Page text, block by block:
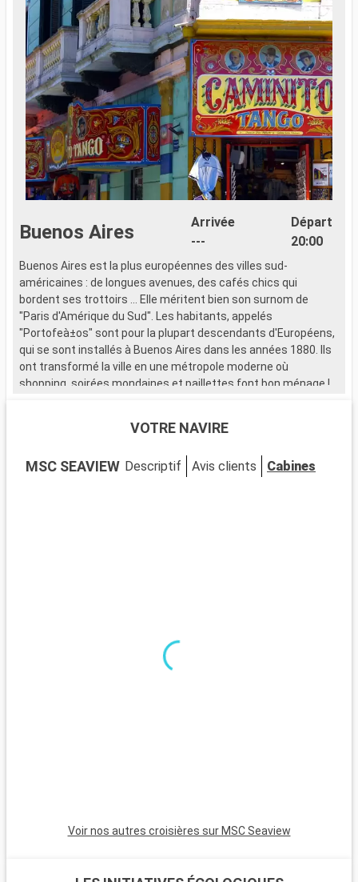
Buenos Aires
Arrivée
---
Départ
20:00
Buenos Aires est la plus européennes des villes sud-
américaines : de longues avenues, des cafés chics qui
bordent ses trottoirs ... Elle méritent bien son surnom de
"Paris d'Amérique du Sud". Les habitants, appelés
"Portofeà±os" sont pour la plupart descendants d'Européens,
qui se sont installés à Buenos Aires dans les années 1880. Ils
ont transformé la ville en une métropole moderne où
shopping, soirées mondaines et paillettes font bon ménage !
VOTRE NAVIRE
MSC SEAVIEW Descriptif Avis clients Cabines
Voir nos autres croisières sur MSC Seaview